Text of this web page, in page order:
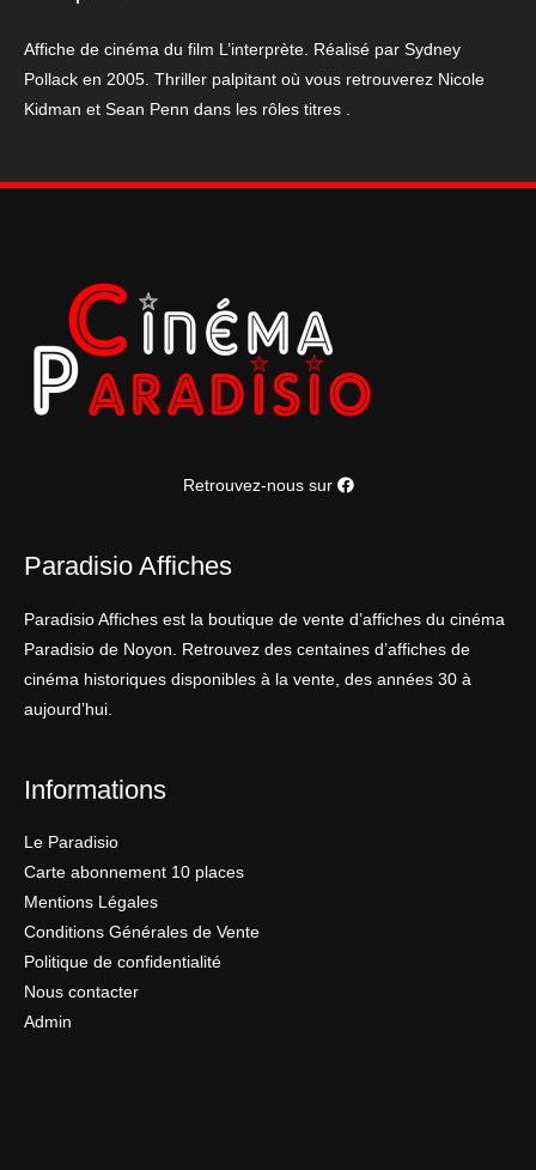
cm
Affiche de cinéma du film L’interprète. Réalisé par Sydney
Pollack en 2005. Thriller palpitant où vous retrouverez Nicole
Kidman et Sean Penn dans les rôles titres .
Retrouvez-nous sur
Paradisio Affiches
Paradisio Affiches est la boutique de vente d’affiches du cinéma
Paradisio de Noyon. Retrouvez des centaines d’affiches de
cinéma historiques disponibles à la vente, des années 30 à
aujourd’hui.
Informations
Le Paradisio
Carte abonnement 10 places
Mentions Légales
Conditions Générales de Vente
Politique de confidentialité
Nous contacter
Admin